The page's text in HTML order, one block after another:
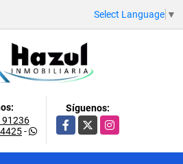
Select Language ▼
-
Síguenos:
Facebook
X Instagram